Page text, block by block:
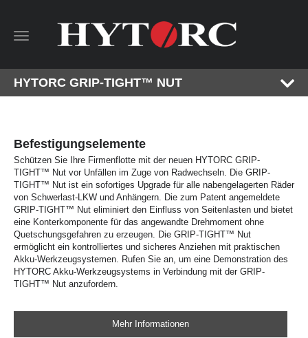
Toggle
HYTORC GRIP-TIGHT™ NUT
Befestigungselemente
Schützen Sie Ihre Firmenflotte mit der neuen HYTORC GRIP-
TIGHT™ Nut vor Unfällen im Zuge von Radwechseln. Die GRIP-
TIGHT™ Nut ist ein sofortiges Upgrade für alle nabengelagerten Räder
von Schwerlast-LKW und Anhängern. Die zum Patent angemeldete
GRIP-TIGHT™ Nut eliminiert den Einfluss von Seitenlasten und bietet
eine Konterkomponente für das angewandte Drehmoment ohne
Quetschungsgefahren zu erzeugen. Die GRIP-TIGHT™ Nut
ermöglicht ein kontrolliertes und sicheres Anziehen mit praktischen
Akku-Werkzeugsystemen. Rufen Sie an, um eine Demonstration des
HYTORC Akku-Werkzeugsystems in Verbindung mit der GRIP-
TIGHT™ Nut anzufordern.
Mehr Informationen